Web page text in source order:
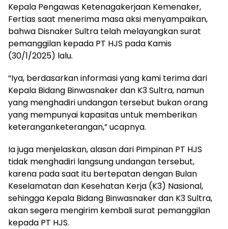
Kepala Pengawas Ketenagakerjaan Kemenaker,
Fertias saat menerima masa aksi menyampaikan,
bahwa Disnaker Sultra telah melayangkan surat
pemanggilan kepada PT HJS pada Kamis
(30/1/2025) lalu.
“Iya, berdasarkan informasi yang kami terima dari
Kepala Bidang Binwasnaker dan K3 Sultra, namun
yang menghadiri undangan tersebut bukan orang
yang mempunyai kapasitas untuk memberikan
keteranganketerangan,” ucapnya.
Ia juga menjelaskan, alasan dari Pimpinan PT HJS
tidak menghadiri langsung undangan tersebut,
karena pada saat itu bertepatan dengan Bulan
Keselamatan dan Kesehatan Kerja (K3) Nasional,
sehingga Kepala Bidang Binwasnaker dan K3 Sultra,
akan segera mengirim kembali surat pemanggilan
kepada PT HJS.